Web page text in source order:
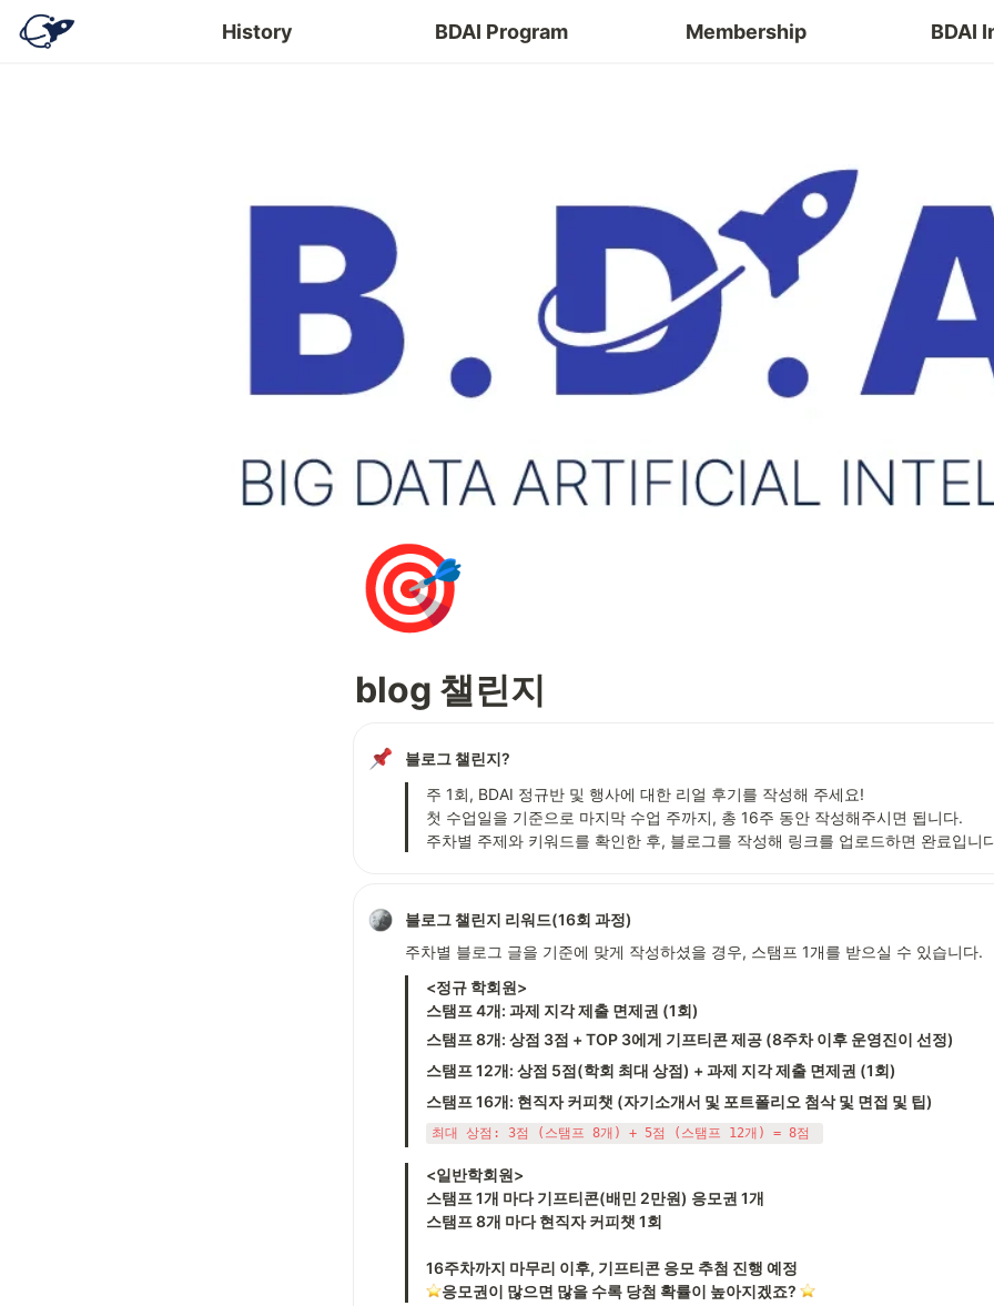
History BDAI Program Membership BDAI
🎯
blog 챌린지
블로그 챌린지?
주 1회, BDAI 정규반 및 행사에 대한 리얼 후기를 작성해 주세요!
첫 수업일을 기준으로 마지막 수업 주까지, 총 16주 동안 작성해주시면 됩니다.
주차별 주제와 키워드를 확인한 후, 블로그를 작성해 링크를 업로드하면 완료입니
블로그 챌린지 리워드(16회 과정)
주차별 블로그 글을 기준에 맞게 작성하셨을 경우, 스탬프 1개를 받으실 수 있습니다.
<정규 학회원>
스탬프 4개: 과제 지각 제출 면제권 (1회)
스탬프 8개: 상점 3점 + TOP 3에게 기프티콘 제공 (8주차 이후 운영진이 선정)
스탬프 12개: 상점 5점(학회 최대 상점) + 과제 지각 제출 면제권 (1회)
스탬프 16개: 현직자 커피챗 (자기소개서 및 포트폴리오 첨삭 및 면접 및 팁)
최대 상점: 3점 (스탬프 8개) + 5점 (스탬프 12개) = 8점
<일반학회원>
스탬프 1개 마다 기프티콘(배민 2만원) 응모권 1개
스탬프 8개 마다 현직자 커피챗 1회
응모권이 많으면 많을 수록 당첨 확률이 높아지겠죠?